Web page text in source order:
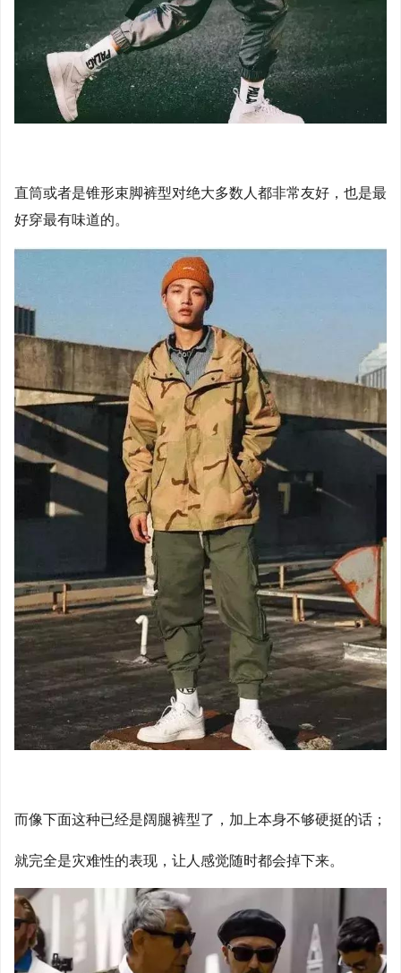
直筒或者是锥形束脚裤型对绝大多数人都非常友好，也是最
好穿最有味道的。
而像下面这种已经是阔腿裤型了，加上本身不够硬挺的话；
就完全是灾难性的表现，让人感觉随时都会掉下来。